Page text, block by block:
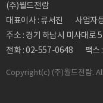
(주)월드전람
대표이사 : 류서진
사업자
주소 : 경기 하남시 미사대로
전화 : 02-557-0648
팩스
Copyright(c) (주)월드전람.